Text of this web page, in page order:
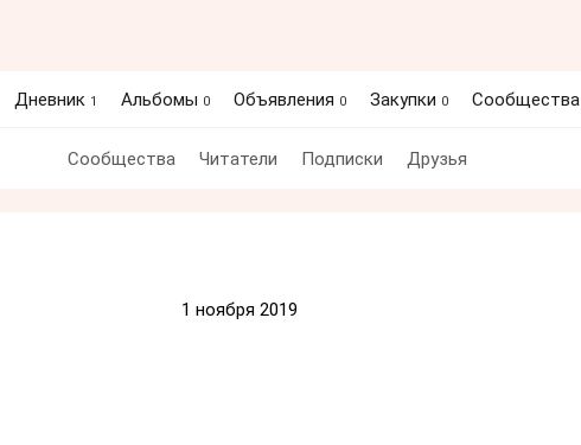
Дневник 1 Альбомы 0 Объявления 0 Закупки 0 Сообщества
Сообщества Читатели Подписки Друзья
1 ноября 2019